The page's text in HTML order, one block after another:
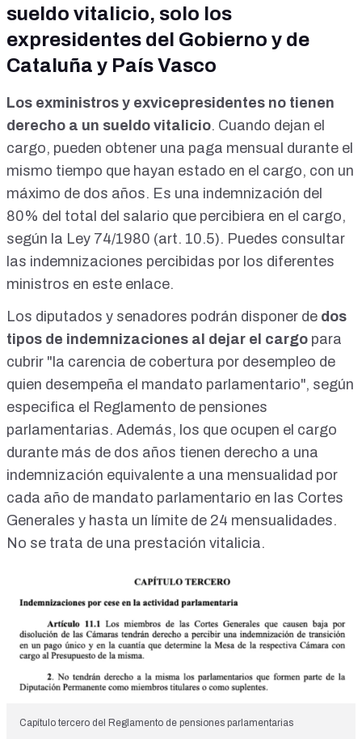
sueldo vitalicio, solo los
expresidentes del Gobierno y de
Cataluña y País Vasco
Los exministros y exvicepresidentes no tienen
derecho a un sueldo vitalicio. Cuando dejan el
cargo, pueden obtener una paga mensual durante el
mismo tiempo que hayan estado en el cargo, con un
máximo de dos años. Es una indemnización del
80% del total del salario que percibiera en el cargo,
según la Ley 74/1980 (art. 10.5). Puedes consultar
las indemnizaciones percibidas por los diferentes
ministros en este enlace.
Los diputados y senadores podrán disponer de dos
tipos de indemnizaciones al dejar el cargo para
cubrir "la carencia de cobertura por desempleo de
quien desempeña el mandato parlamentario", según
especifica el Reglamento de pensiones
parlamentarias. Además, los que ocupen el cargo
durante más de dos años tienen derecho a una
indemnización equivalente a una mensualidad por
cada año de mandato parlamentario en las Cortes
Generales y hasta un límite de 24 mensualidades.
No se trata de una prestación vitalicia.
Capítulo tercero del Reglamento de pensiones parlamentarias